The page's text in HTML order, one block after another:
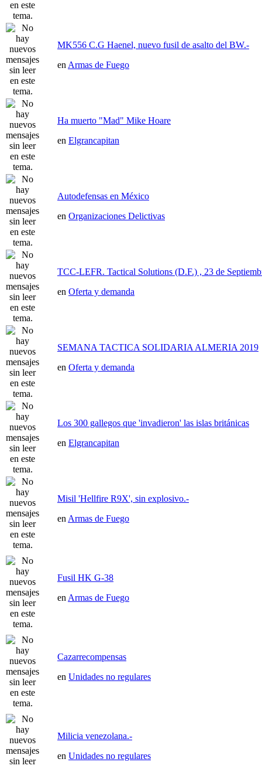
MK556 C.G Haenel, nuevo fusil de asalto del BW.-
en Armas de Fuego
Ha muerto "Mad" Mike Hoare
en Elgrancapitan
Autodefensas en México
en Organizaciones Delictivas
TCC-LEFR. Tactical Solutions (D.F.) , 23 de
en Oferta y demanda
SEMANA TACTICA SOLIDARIA ALMERIA 2019
en Oferta y demanda
Los 300 gallegos que 'invadieron' las islas británicas
en Elgrancapitan
Misil 'Hellfire R9X', sin explosivo.-
en Armas de Fuego
Fusil HK G-38
en Armas de Fuego
Cazarrecompensas
en Unidades no regulares
Milicia venezolana.-
en Unidades no regulares